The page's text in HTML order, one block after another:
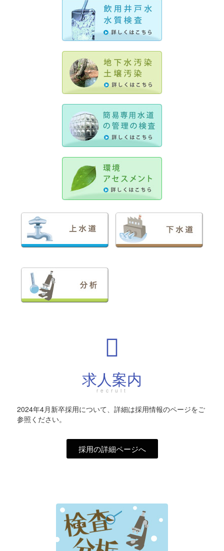
求人案内
recruit
2024年4月新卒採用について、詳細は採用情報のページをご
参照ください。
採用の詳細ページへ